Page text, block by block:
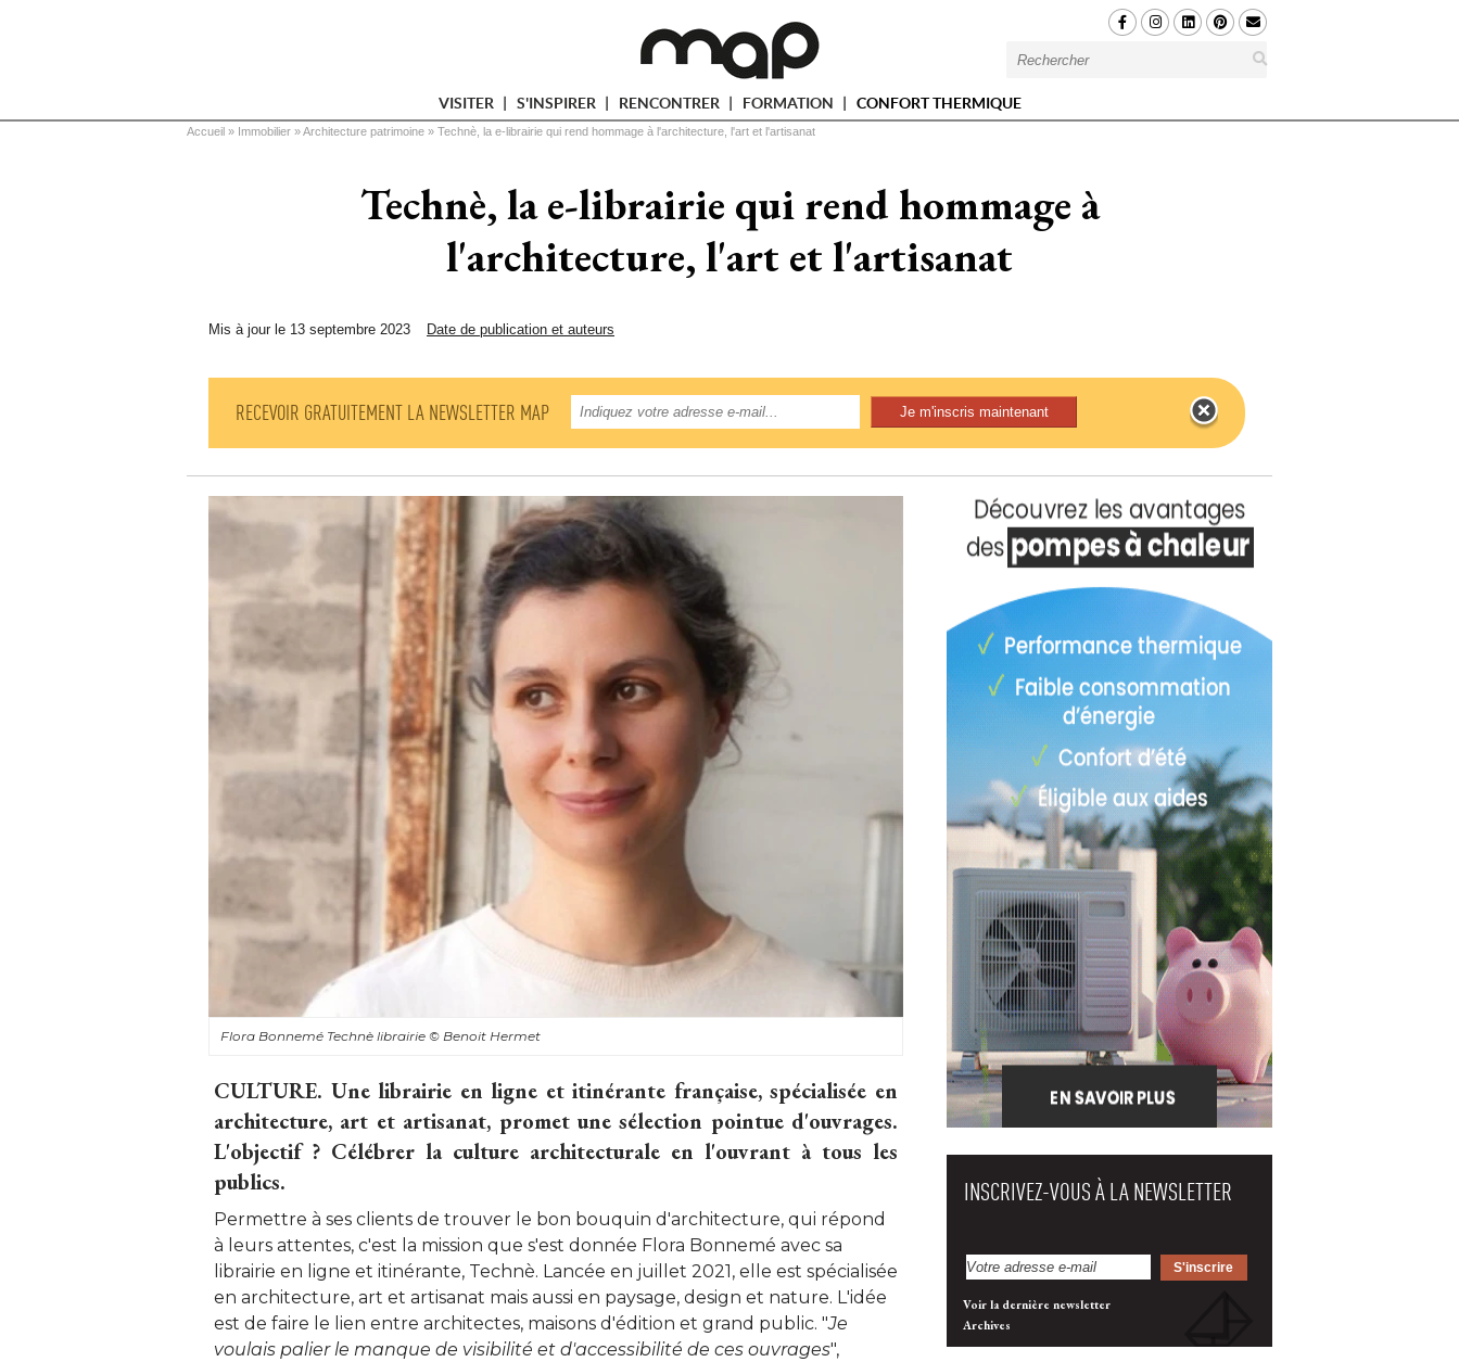
VISITER S'INSPIRER RENCONTRER FORMATION CONFORT THERMIQUE
Vous êtes ici
Accueil » Immobilier » Architecture patrimoine » Technè, la e-librairie qui rend hommage à l'architecture, l'art et l'artisanat
Technè, la e-librairie qui rend hommage à
l'architecture, l'art et l'artisanat
Mis à jour le 13 septembre 2023 Date de publication et auteurs
RECEVOIR GRATUITEMENT LA NEWSLETTER MAP
Flora Bonnemé Technè librairie© Benoit Hermet
CULTURE. Une librairie en ligne et itinérante française, spécialisée en
architecture, art et artisanat, promet une sélection pointue d'ouvrages.
L'objectif ? Célébrer la culture architecturale en l'ouvrant à tous les
publics.
Permettre à ses clients de trouver le bon bouquin d'architecture, qui répond
à leurs attentes, c'est la mission que s'est donnée Flora Bonnemé avec sa
librairie en ligne et itinérante, Technè. Lancée en juillet 2021, elle est spécialisée
en architecture, art et artisanat mais aussi en paysage, design et nature. L'idée
est de faire le lien entre architectes, maisons d'édition et grand public. "Je
voulais palier le manque de visibilité et d'accessibilité de ces ouvrages",
INSCRIVEZ-VOUS À LA NEWSLETTER
Voir la dernière newsletter
Archives